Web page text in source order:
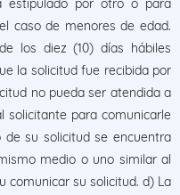
estipulado por otro o para
caso de menores de edad.
los diez (10) días hábiles
la solicitud fue recibida por
no pueda ser atendida a
solicitante para comunicarle
su solicitud se encuentra
medio o uno similar al
comunicar su solicitud. d) La